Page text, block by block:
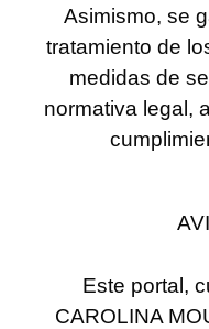
Asimismo, se
tratamiento de
medidas de
normativa legal,
Este portal,
CAROLINA